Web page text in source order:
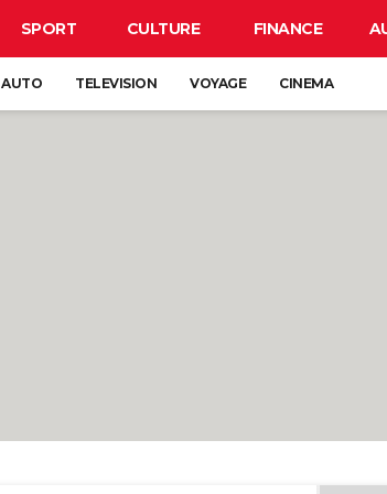
SPORT CULTURE FINANCE
AUTO TELEVISION VOYAGE CINEMA